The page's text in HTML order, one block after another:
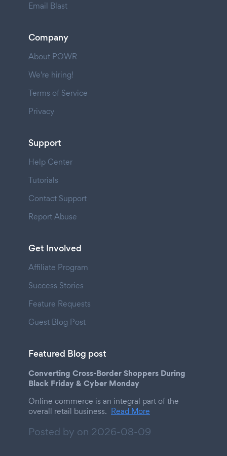
Email Blast
Company
About POWR
We're hiring!
Terms of Service
Privacy
Support
Help Center
Tutorials
Contact Support
Report Abuse
Get Involved
Affiliate Program
Success Stories
Feature Requests
Guest Blog Post
Featured Blog post
Converting Cross-Border Shoppers During
Black Friday & Cyber Monday
Online commerce is an integral part of the
overall retail business. Read More
Posted by on 2026-08-09